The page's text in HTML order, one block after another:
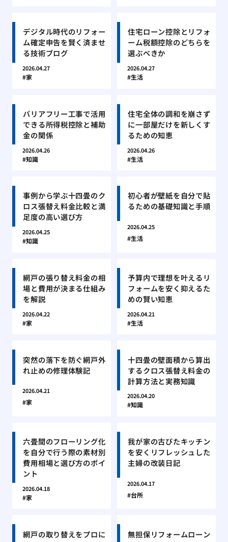
デジタル時代のリフォー
ム確定申告を賢く済ませ
る技術ブログ
2026.04.27
家
住宅ローン控除とリフォ
ーム税額控除のどちらを
選ぶべきか
2026.04.27
生活
バリアフリー工事で活用
できる所得税控除と補助
金の関係
2026.04.26
知識
住宅全体の調和を崩さず
に一部屋だけを新しくす
るための知恵
2026.04.26
生活
事例から学ぶ十四畳のク
ロス張替え料金比較と満
足度の高い選び方
2026.04.25
知識
初心者が壁紙を自分で貼
るための基礎知識と手順
2026.04.25
生活
網戸の張り替え料金の相
場と費用が決まる仕組み
を解説
2026.04.22
家
予算内で理想を叶えるリ
フォームを安く抑えるた
めの賢い知恵
2026.04.21
生活
突然の落下を防ぐ網戸外
れ止めの修理体験記
2026.04.21
家
十四畳の壁面積から算出
するクロス張替え料金の
計算方法と実務知識
2026.04.20
知識
六畳間のフローリング化
を自分で行う際の素材別
費用相場と選び方のポイ
ント
2026.04.18
家
我が家の古びたキッチン
を安くリフレッシュした
主婦の改装日記
2026.04.17
台所
網戸の取り替えをプロに
無担保リフォームローン